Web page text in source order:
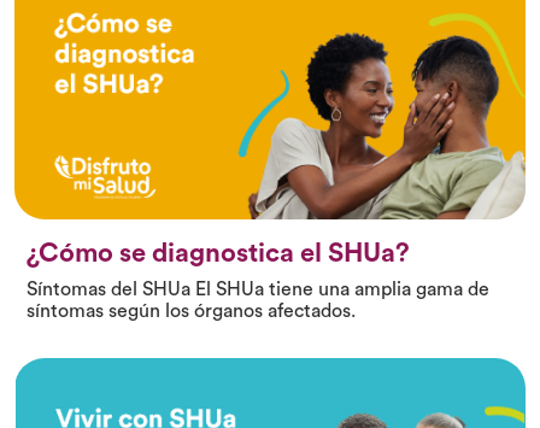
¿Cómo se diagnostica el SHUa?
Síntomas del SHUa El SHUa tiene una amplia gama de
síntomas según los órganos afectados.